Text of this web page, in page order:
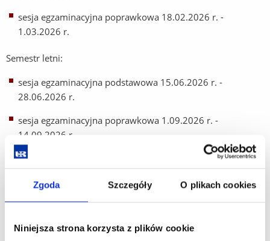
Zgoda Szczegóły O plikach cookies
Niniejsza strona korzysta z plików cookie
sesja egzaminacyjna poprawkowa 18.02.2026 r. -
1.03.2026 r.
Semestr letni:
sesja egzaminacyjna podstawowa 15.06.2026 r. -
28.06.2026 r.
sesja egzaminacyjna poprawkowa 1.09.2026 r. -
14.09.2026 r
Materiały do pobrania
Pobierz
TURYSTYKA HISTORYCZNA I KULTUROWA sesja.pdf